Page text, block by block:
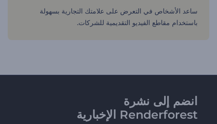
ساعد الأشخاص في التعرض على علامتك التجارية بسهولة
باستخدام مقاطع الفيديو التقديمية للشركات.
انضم إلى نشرة
Renderforest الإخبارية